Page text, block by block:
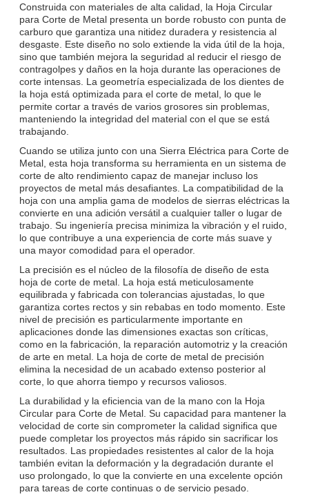
Construida con materiales de alta calidad, la Hoja Circular
para Corte de Metal presenta un borde robusto con punta de
carburo que garantiza una nitidez duradera y resistencia al
desgaste. Este diseño no solo extiende la vida útil de la hoja,
sino que también mejora la seguridad al reducir el riesgo de
contragolpes y daños en la hoja durante las operaciones de
corte intensas. La geometría especializada de los dientes de
la hoja está optimizada para el corte de metal, lo que le
permite cortar a través de varios grosores sin problemas,
manteniendo la integridad del material con el que se está
trabajando.
Cuando se utiliza junto con una Sierra Eléctrica para Corte de
Metal, esta hoja transforma su herramienta en un sistema de
corte de alto rendimiento capaz de manejar incluso los
proyectos de metal más desafiantes. La compatibilidad de la
hoja con una amplia gama de modelos de sierras eléctricas la
convierte en una adición versátil a cualquier taller o lugar de
trabajo. Su ingeniería precisa minimiza la vibración y el ruido,
lo que contribuye a una experiencia de corte más suave y
una mayor comodidad para el operador.
La precisión es el núcleo de la filosofía de diseño de esta
hoja de corte de metal. La hoja está meticulosamente
equilibrada y fabricada con tolerancias ajustadas, lo que
garantiza cortes rectos y sin rebabas en todo momento. Este
nivel de precisión es particularmente importante en
aplicaciones donde las dimensiones exactas son críticas,
como en la fabricación, la reparación automotriz y la creación
de arte en metal. La hoja de corte de metal de precisión
elimina la necesidad de un acabado extenso posterior al
corte, lo que ahorra tiempo y recursos valiosos.
La durabilidad y la eficiencia van de la mano con la Hoja
Circular para Corte de Metal. Su capacidad para mantener la
velocidad de corte sin comprometer la calidad significa que
puede completar los proyectos más rápido sin sacrificar los
resultados. Las propiedades resistentes al calor de la hoja
también evitan la deformación y la degradación durante el
uso prolongado, lo que la convierte en una excelente opción
para tareas de corte continuas o de servicio pesado.